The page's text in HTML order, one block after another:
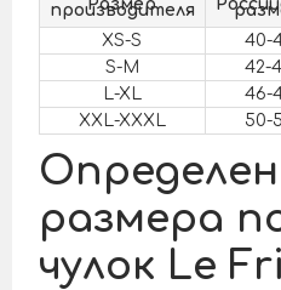
Размер
производителя
XS-S
40-
S-M
42-
L-XL
46-
XXL-XXXL
50-
размера
чулок Le